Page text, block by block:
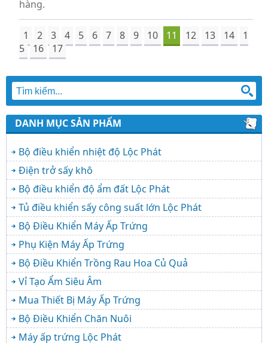
hàng.
1 2 3 4 5 6 7 8 9 10 11 12 13 14
1
5
16 17
DANH MỤC SẢN PHẨM
Bộ điều khiển nhiệt độ Lộc Phát
Điện trở sấy khô
Bộ điều khiển độ ẩm đất Lộc Phát
Tủ điều khiển sấy công suất lớn Lộc Phát
Bộ Điều Khiển Máy Ấp Trứng
Phụ Kiện Máy Ấp Trứng
Bộ Điều Khiển Trồng Rau Hoa Củ Quả
Vỉ Tạo Ẩm Siêu Âm
Mua Thiết Bị Máy Ấp Trứng
Bộ Điều Khiển Chăn Nuôi
Máy ấp trứng Lộc Phát